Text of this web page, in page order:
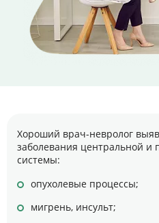
Хороший врач-невролог
заболевания центральной и
системы:
опухолевые процессы;
мигрень, инсульт;